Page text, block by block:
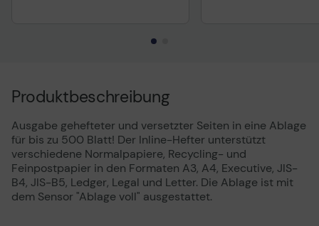
Produktbeschreibung
Ausgabe gehefteter und versetzter Seiten in eine Ablage
für bis zu 500 Blatt! Der Inline-Hefter unterstützt
verschiedene Normalpapiere, Recycling- und
Feinpostpapier in den Formaten A3, A4, Executive, JIS-
B4, JIS-B5, Ledger, Legal und Letter. Die Ablage ist mit
dem Sensor "Ablage voll" ausgestattet.